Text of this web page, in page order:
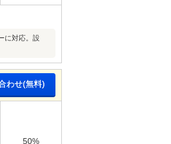
に対応。設
わせ(無料)
50%